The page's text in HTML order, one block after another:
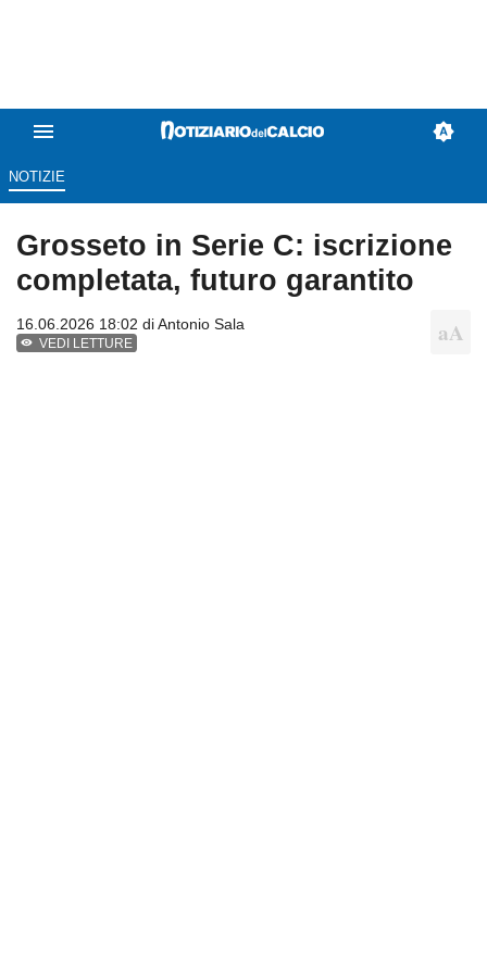
NOTIZIE
Grosseto in Serie C: iscrizione
completata, futuro garantito
16.06.2026 18:02 diAntonio Sala
VEDI LETTURE